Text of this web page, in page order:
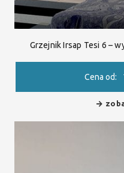
Grzejnik Irsap Tesi 6 –
Cena od: